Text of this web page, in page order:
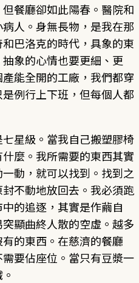
餐廳卻如此陽春。醫院和
人。身無長物，是我在那
巴洛克的時代，具象的東
象的心情也要更細、更
能全開的工廠，我們都穿
例行上下班，但每個人都
星級。當我自己搬塑膠椅
麼。我所需要的東西其實
動，就可以找到。找到之
不動地放回去。我必須跑
的追逐，其實是作繭自
顯曲終人散的空虛。越多
的東西。在慈濟的餐廳
要佔座位。當只有豆漿一